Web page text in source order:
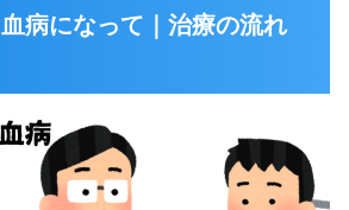
病になって｜治療の流れ